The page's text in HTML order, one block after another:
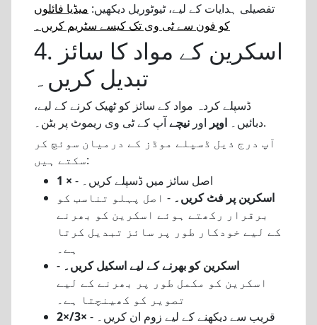
تفصیلی ہدایات کے لیے، ٹیوٹوریل دیکھیں: میڈیا فائلوں
کو فون سے ٹی وی تک کیسے سٹریم کریں۔
4. اسکرین کے مواد کا سائز
تبدیل کریں۔
ڈسپلے کردہ مواد کے سائز کو ٹھیک کرنے کے لیے،
دبائیں۔ اوپر اور نیچے
آپ کے ٹی وی ریموٹ پر بٹن۔.
آپ درج ذیل ڈسپلے موڈز کے درمیان سوئچ کر
سکتے ہیں:
1 ×
- اصل سائز میں ڈسپلے کریں۔
اسکرین پر فٹ کریں۔ - اصل پہلو تناسب کو
برقرار رکھتے ہوئے اسکرین کو بھرنے
کے لیے خودکار طور پر سائز تبدیل کرتا
ہے۔
اسکرین کو بھرنے کے لیے اسکیل کریں۔ -
اسکرین کو مکمل طور پر بھرنے کے لیے
تصویر کو کھینچتا ہے۔
2×/3×
- قریب سے دیکھنے کے لیے زوم ان کریں۔